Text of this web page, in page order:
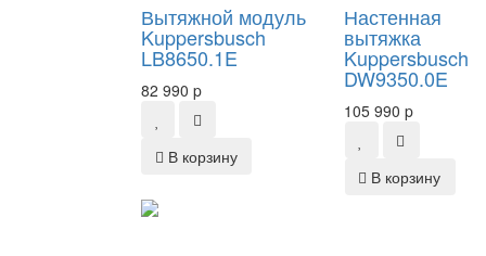
Вытяжной модуль
Kuppersbusch
LB8650.1E
82 990 p
В корзину
Настенная
вытяжка
Kuppersbusch
DW9350.0E
105 990p
В корзину